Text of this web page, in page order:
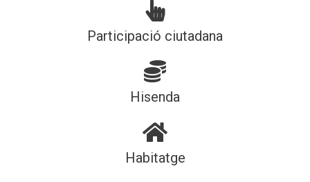
Participació ciutadana
Hisenda
Habitatge